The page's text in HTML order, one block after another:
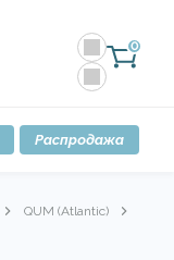
0
Распродажа
QUM (Atlantic)